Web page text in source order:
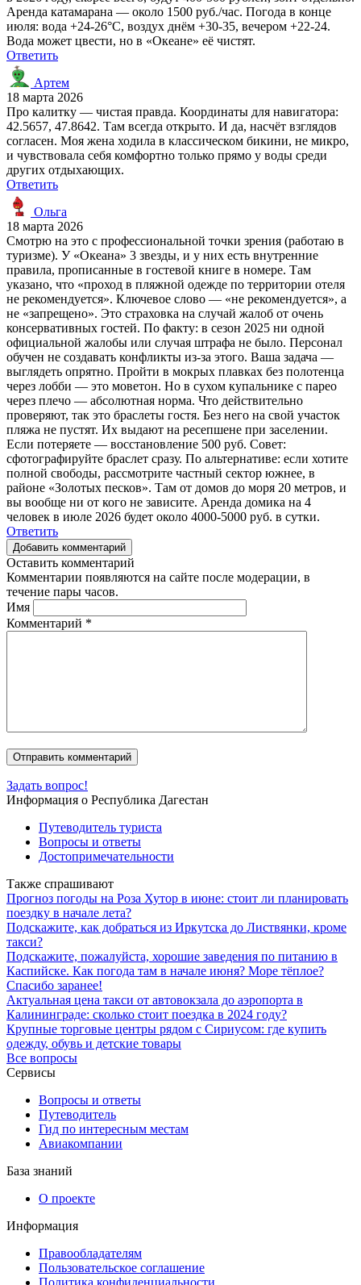
Аренда катамарана — около 1500 руб./час. Погода в конце
июля: вода +24-26°C, воздух днём +30-35, вечером +22-24.
Вода может цвести, но в «Океане» её чистят.
Ответить
Артем
18 марта 2026
Про калитку — чистая правда. Координаты для навигатора:
42.5657, 47.8642. Там всегда открыто. И да, насчёт взглядов
согласен. Моя жена ходила в классическом бикини, не микро,
и чувствовала себя комфортно только прямо у воды среди
других отдыхающих.
Ответить
Ольга
18 марта 2026
Смотрю на это с профессиональной точки зрения (работаю в
туризме). У «Океана» 3 звезды, и у них есть внутренние
правила, прописанные в гостевой книге в номере. Там
указано, что «проход в пляжной одежде по территории отеля
не рекомендуется». Ключевое слово — «не рекомендуется», а
не «запрещено». Это страховка на случай жалоб от очень
консервативных гостей. По факту: в сезон 2025 ни одной
официальной жалобы или случая штрафа не было. Персонал
обучен не создавать конфликты из-за этого. Ваша задача —
выглядеть опрятно. Пройти в мокрых плавках без полотенца
через лобби — это моветон. Но в сухом купальнике с парео
через плечо — абсолютная норма. Что действительно
проверяют, так это браслеты гостя. Без него на свой участок
пляжа не пустят. Их выдают на ресепшене при заселении.
Если потеряете — восстановление 500 руб. Совет:
сфотографируйте браслет сразу. По альтернативе: если хотите
полной свободы, рассмотрите частный сектор южнее, в
районе «Золотых песков». Там от домов до моря 20 метров, и
вы вообще ни от кого не зависите. Аренда домика на 4
человек в июле 2026 будет около 4000-5000 руб. в сутки.
Ответить
Добавить комментарий
Оставить комментарий
Комментарии появляются на сайте после модерации, в
течение пары часов.
Имя
Комментарий *
Задать вопрос!
Информация о Республика Дагестан
Путеводитель туриста
Вопросы и ответы
Достопримечательности
Также спрашивают
Прогноз погоды на Роза Хутор в июне: стоит ли планировать
поездку в начале лета?
Подскажите, как добраться из Иркутска до Листвянки, кроме
такси?
Подскажите, пожалуйста, хорошие заведения по питанию в
Каспийске. Как погода там в начале июня? Море тёплое?
Спасибо заранее!
Актуальная цена такси от автовокзала до аэропорта в
Калининграде: сколько стоит поездка в 2024 году?
Крупные торговые центры рядом с Сириусом: где купить
одежду, обувь и детские товары
Все вопросы
Сервисы
Вопросы и ответы
Путеводитель
Гид по интересным местам
Авиакомпании
База знаний
О проекте
Информация
Правообладателям
Пользовательское соглашение
Политика конфиденциальности